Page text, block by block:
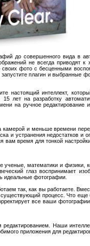
до совершенного вида в
не всегда приводят к
фото с бесценными
плагин и выбранные
настоящий интеллект,
лет на разработку
на ручное
и меньше времени
и устранения недостатков
время для тонкой
математики и физики,
глаз воспринимает
идеальные фотографии.
так, как вы работаете.
процесс. Что
все ваши
Наши
приложения для